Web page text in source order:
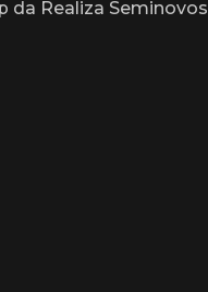
Realiza Seminovos